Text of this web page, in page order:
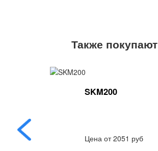
Также покупают
SKM200
Цена от 2051 руб